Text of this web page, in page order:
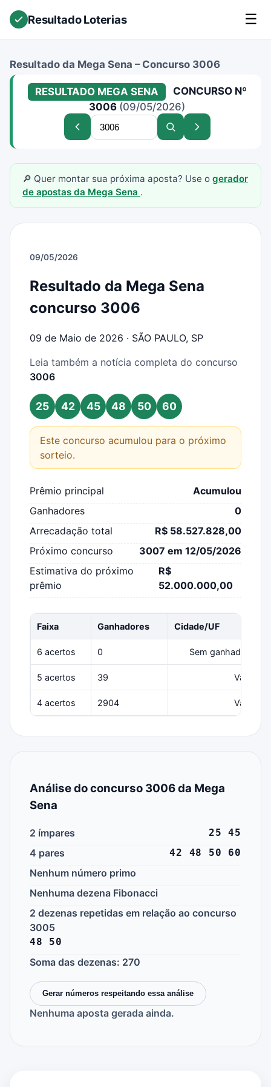
Resultado Loterias ☰
Resultado da Mega Sena – Concurso 3006
RESULTADO MEGA SENA
CONCURSO Nº
3006 (09/05/2026)
Concurso
Buscar
Buscar
concurso
Próximo
🔎 Quer montar sua próxima aposta? Use o gerador
de apostas da Mega Sena .
09/05/2026
Resultado da Mega Sena
concurso 3006
09 de Maio de 2026 · SÃO PAULO, SP
Leia também a notícia completa do concurso
3006
25 42 45 48 50 60
Este concurso acumulou para o próximo
sorteio.
Prêmio principal
Acumulou
Ganhadores
0
Arrecadação total
R$ 58.527.828,00
Próximo concurso
3007 em 12/05/2026
Estimativa do próximo
prêmio
R$
52.000.000,00
Faixa Ganhadores Cidade/UF
6 acertos 0 Sem ganhadores
5 acertos 39 Várias
4 acertos 2904 Várias
Análise do concurso 3006 da Mega
Sena
2 ímpares 25 45
4 pares 42 48 50 60
Nenhum número primo
Nenhuma dezena Fibonacci
2 dezenas repetidas em relação ao concurso
3005
48 50
Soma das dezenas: 270
Gerar números respeitando essa análise
Nenhuma aposta gerada ainda.